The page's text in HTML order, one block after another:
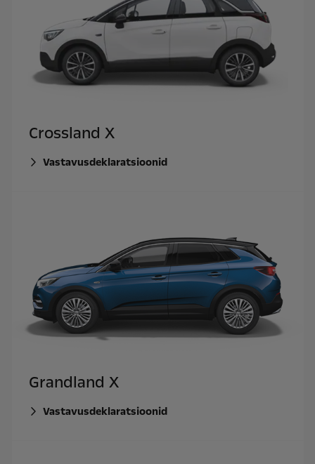
Crossland X
Vastavusdeklaratsioonid
Grandland X
Vastavusdeklaratsioonid